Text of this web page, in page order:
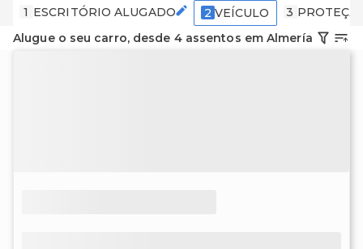
1 ESCRITÓRIO ALUGADO 2 VEÍCULO 3
Alugue o seu carro, desde 4 assentos em Almería